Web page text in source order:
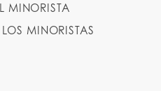
MINORISTA
MINORISTAS